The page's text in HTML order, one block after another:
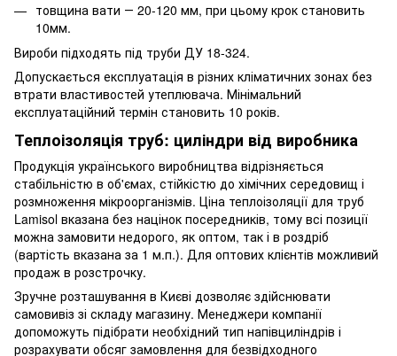
товщина вати ― 20-120 мм, при цьому крок становить
10мм.
Вироби підходять під труби ДУ 18-324.
Допускається експлуатація в різних кліматичних зонах без
втрати властивостей утеплювача. Мінімальний
експлуатаційний термін становить 10 років.
Теплоізоляція труб: циліндри від виробника
Продукція українського виробництва відрізняється
стабільністю в об'ємах, стійкістю до хімічних середовищ і
розмноження мікроорганізмів. Ціна теплоізоляції для труб
Lamisol вказана без націнок посередників, тому всі позиції
можна замовити недорого, як оптом, так і в роздріб
(вартість вказана за 1 м.п.). Для оптових клієнтів можливий
продаж в розстрочку.
Зручне розташування в Києві дозволяє здійснювати
самовивіз зі складу магазину. Менеджери компанії
допоможуть підібрати необхідний тип напівциліндрів і
розрахувати обсяг замовлення для безвідходного